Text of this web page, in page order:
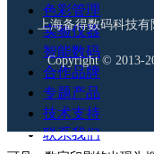
1、数字印刷机的分色成
机套色等相同过程所花费
2、在整个印刷过程中，
的传纸误差，这为分色之
色彩管理
实验仪器
智能数码
合作品牌
专题产品
技术支持
联系我们
上海备得数码科技
Copyright © 2013-